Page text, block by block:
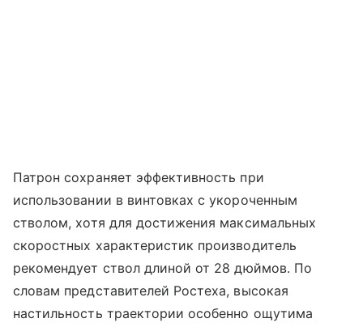
Патрон сохраняет эффективность при
использовании в винтовках с укороченным
стволом, хотя для достижения максимальных
скоростных характеристик производитель
рекомендует ствол длиной от 28 дюймов. По
словам представителей Ростеха, высокая
настильность траектории особенно ощутима